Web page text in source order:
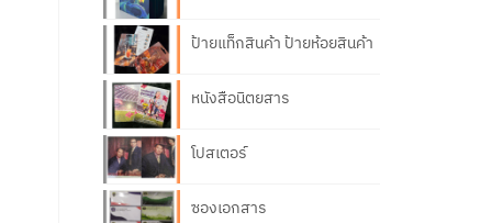
ป้ายแท็กสินค้า ป้ายห้อยสินค้า
หนังสือนิตยสาร
โปสเตอร์
ซองเอกสาร